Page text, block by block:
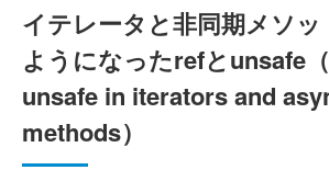
イテレータと非同期メソッ
ようになったrefとunsafe
unsafe in iterators and
methods）